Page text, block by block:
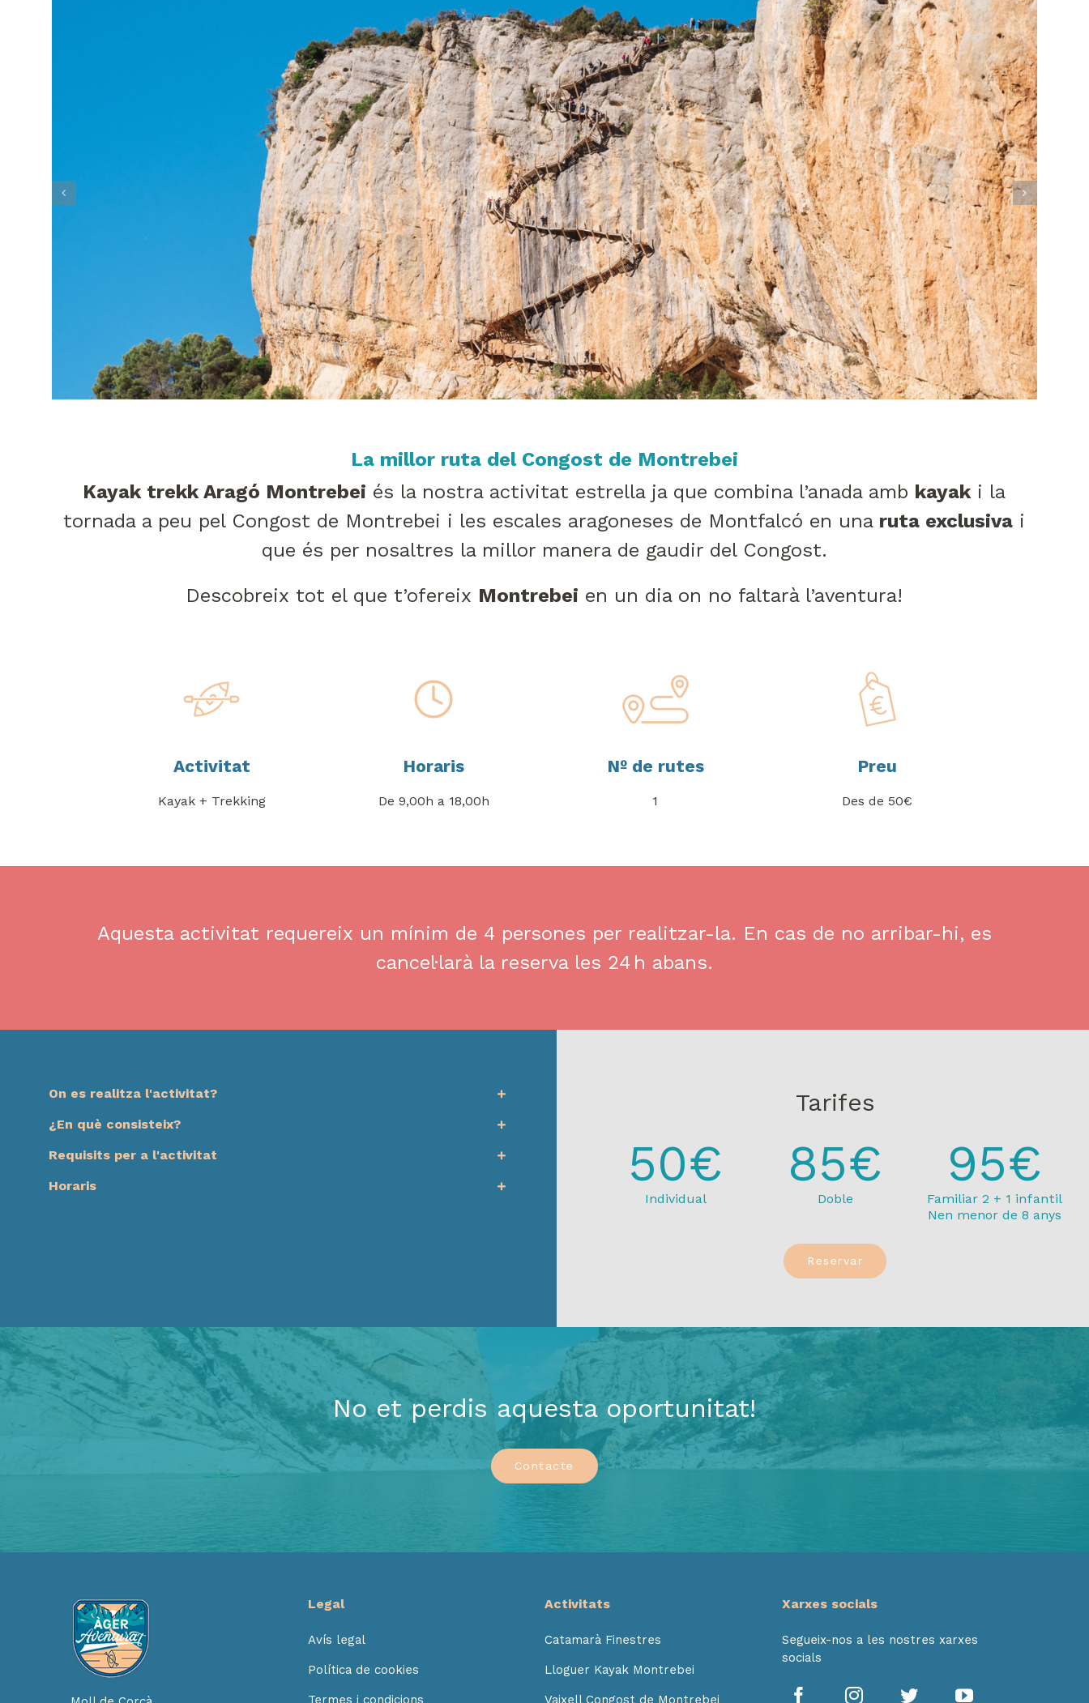
La millor ruta del Congost de Montrebei
Kayak trekk Aragó Montrebei és la nostra activitat estrella ja que combina l’anada amb kayaki la
tornada a peu pel Congost de Montrebei i les escales aragoneses de Montfalcó en una ruta exclusiva i
que és per nosaltres la millor manera de gaudir del Congost.
Descobreix tot el que t’ofereix Montrebei en un dia on no faltarà l’aventura!
Activitat
Kayak + Trekking
Horaris
De 9,00h a 18,00h
Nº de rutes
1
Preu
Des de 50€
Aquesta activitat requereix un mínim de 4 persones per realitzar-la. En cas de no arribar-hi, es
cancel·larà la reserva les 24 h abans.
On es realitza l'activitat?
¿En què consisteix?
Requisits per a l'activitat
Horaris
Tarifes
50€
Individual
85€
Doble
95€
Familiar 2 + 1 infantil
Nen menor de 8 anys
Reservar
No et perdis aquesta oportunitat!
Contacte
Legal
Avís legal
Política de cookies
Termes i condicions
Activitats
Catamarà Finestres
Lloguer Kayak Montrebei
Vaixell Congost de Montrebei
Xarxes socials
Segueix-nos a les nostres xarxes
socials